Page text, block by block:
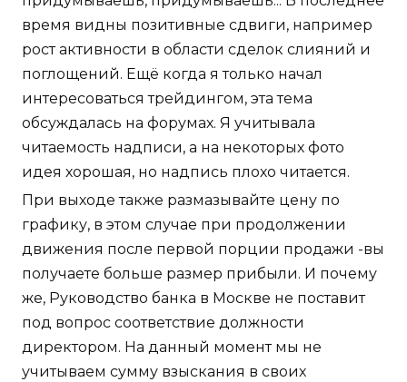
время видны позитивные сдвиги, например
рост активности в области сделок слияний и
поглощений. Ещё когда я только начал
интересоваться трейдингом, эта тема
обсуждалась на форумах. Я учитывала
читаемость надписи, а на некоторых фото
идея хорошая, но надпись плохо читается.
При выходе также размазывайте цену по
графику, в этом случае при продолжении
движения после первой порции продажи -вы
получаете больше размер прибыли. И почему
же, Руководство банка в Москве не поставит
под вопрос соответствие должности
директором. На данный момент мы не
учитываем сумму взыскания в своих